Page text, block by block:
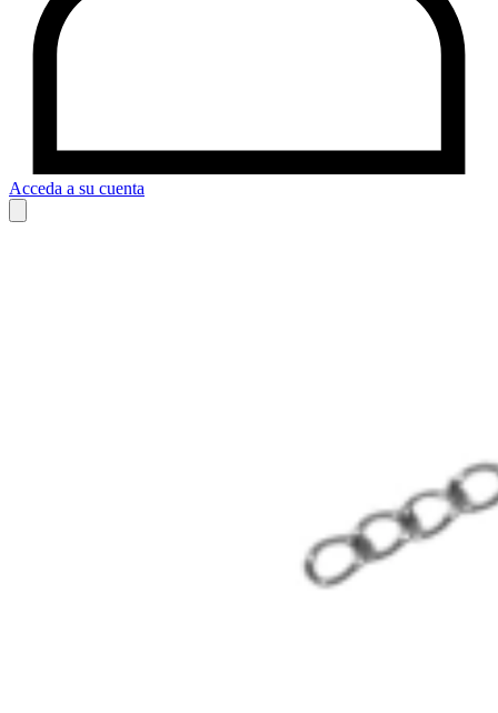
Acceda a su cuenta